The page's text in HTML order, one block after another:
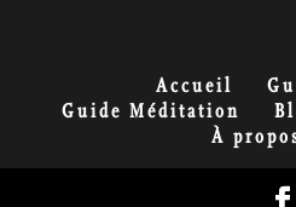
Accueil
Guide Méditation
À